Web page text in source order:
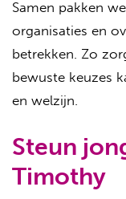
Samen pakken
organisaties en
betrekken. Zo
bewuste keuzes
en welzijn.
Steun
Timothy